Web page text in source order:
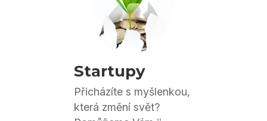
Startupy
Přicházíte s myšlenkou,
která změní svět?